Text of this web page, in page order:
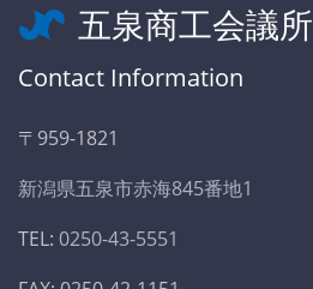
五泉商工会議所
Contact Information
〒959-1821
新潟県五泉市赤海845番地1
TEL: 0250-43-5551